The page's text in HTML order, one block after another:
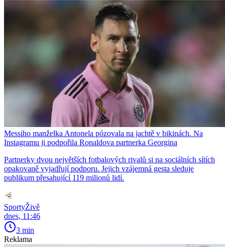
Messiho manželka Antonela pózovala na jachtě v bikinách. Na
Instagramu ji podpořila Ronaldova partnerka Georgina
Partnerky dvou největších fotbalových rivalů si na sociálních sítích
opakovaně vyjadřují podporu. Jejich vzájemná gesta sleduje
publikum přesahující 119 milionů lidí.
SportyŽivě
dnes, 11:46
3 min
Reklama